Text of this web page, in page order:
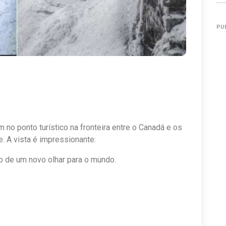
no ponto turístico na fronteira entre o Canadá e os
A vista é impressionante:
um novo olhar para o mundo.